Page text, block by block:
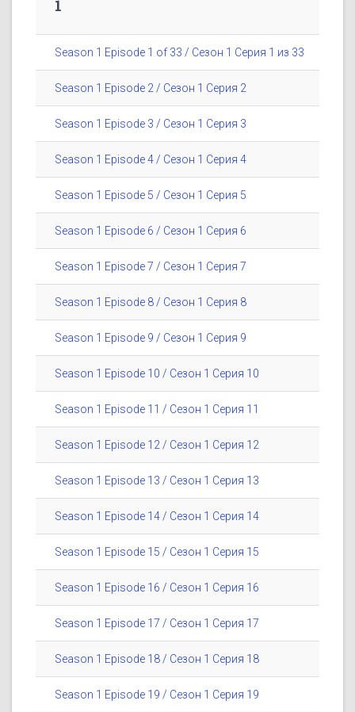
1
Season 1 Episode 1 of 33 / Сезон 1 Серия 1 из 33
Season 1 Episode 2 / Сезон 1 Серия 2
Season 1 Episode 3 / Сезон 1 Серия 3
Season 1 Episode 4 / Сезон 1 Серия 4
Season 1 Episode 5 / Сезон 1 Серия 5
Season 1 Episode 6 / Сезон 1 Серия 6
Season 1 Episode 7 / Сезон 1 Серия 7
Season 1 Episode 8 / Сезон 1 Серия 8
Season 1 Episode 9 / Сезон 1 Серия 9
Season 1 Episode 10 / Сезон 1 Серия 10
Season 1 Episode 11 / Сезон 1 Серия 11
Season 1 Episode 12 / Сезон 1 Серия 12
Season 1 Episode 13 / Сезон 1 Серия 13
Season 1 Episode 14 / Сезон 1 Серия 14
Season 1 Episode 15 / Сезон 1 Серия 15
Season 1 Episode 16 / Сезон 1 Серия 16
Season 1 Episode 17 / Сезон 1 Серия 17
Season 1 Episode 18 / Сезон 1 Серия 18
Season 1 Episode 19 / Сезон 1 Серия 19